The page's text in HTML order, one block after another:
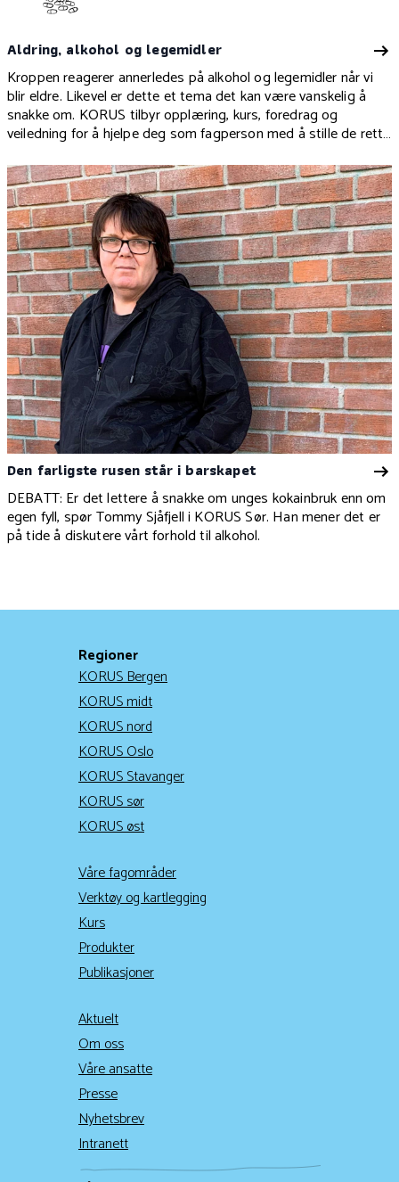
Aldring, alkohol og legemidler
Kroppen reagerer annerledes på alkohol og legemidler når vi
blir eldre. Likevel er dette et tema det kan være vanskelig å
snakke om. KORUS tilbyr opplæring, kurs, foredrag og
veiledning for å hjelpe deg som fagperson med å stille de rette
Den farligste rusen står i barskapet
DEBATT: Er det lettere å snakke om unges kokainbruk enn om
egen fyll, spør Tommy Sjåfjell i KORUS Sør. Han mener det er
på tide å diskutere vårt forhold til alkohol.
Regioner
KORUS Bergen
KORUS midt
KORUS nord
KORUS Oslo
KORUS Stavanger
KORUS sør
KORUS øst
Våre fagområder
Verktøy og kartlegging
Kurs
Produkter
Publikasjoner
Aktuelt
Om oss
Våre ansatte
Presse
Nyhetsbrev
Intranett